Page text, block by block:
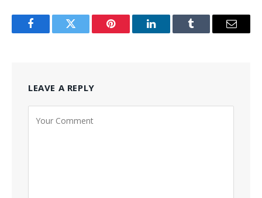
FacebookTwitter Pinterest LinkedInTumblr Email
LEAVE A REPLY